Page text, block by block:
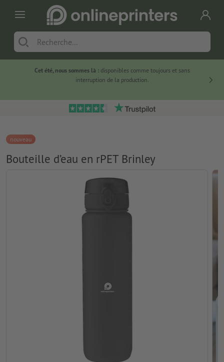
Cet été, nous sommes là :disponibles comme toujours et sans
interruption de la production.
nouveau
Bouteille d’eau en rPET Brinley